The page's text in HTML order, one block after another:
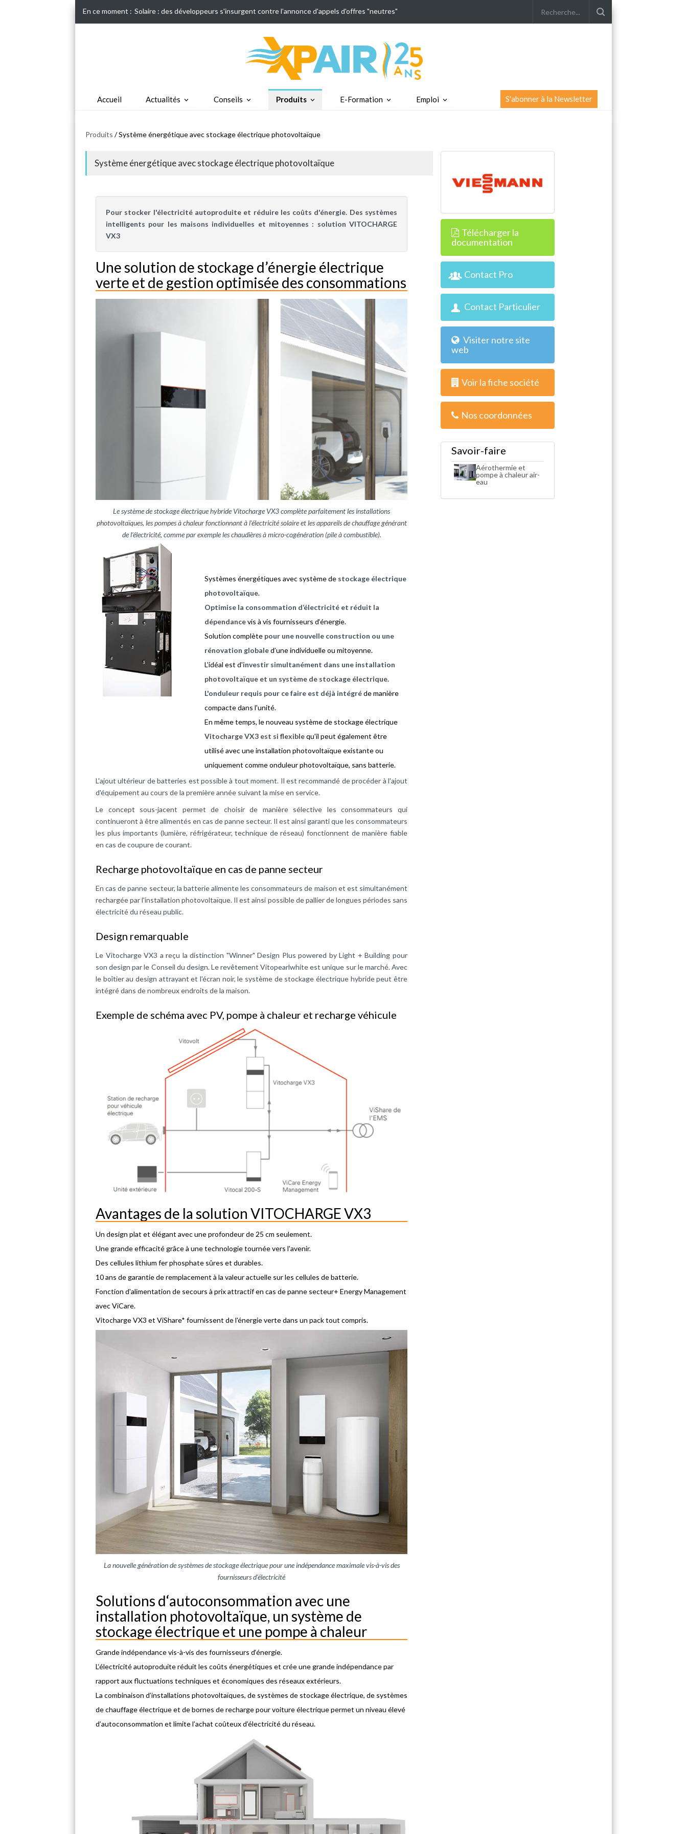
En ce moment : Solaire : des développeurs s'insurgent contre l'annonce d'appels d'offres "neutres"
Accueil Actualités Conseils Produits E-Formation Emploi S'abonner à la Newsletter
Produits / Système énergétique avec stockage électrique photovoltaïque
Système énergétique avec stockage électrique photovoltaïque
Pour stocker l'électricité autoproduite et réduire les coûts d'énergie. Des systèmes
intelligents pour les maisons individuelles et mitoyennes : solution VITOCHARGE
VX3
Une solution de stockage d’énergie électrique
verte et de gestion optimisée des consommations
Le système de stockage électrique hybride Vitocharge VX3 complète parfaitement les installations
photovoltaïques, les pompes à chaleur fonctionnant à l'électricité solaire et les appareils de chauffage générant
de l'électricité, comme par exemple les chaudières à micro-cogénération (pile à combustible).
Systèmes énergétiques avec système de stockage électrique
photovoltaïque.
Optimise la consommation d‘électricité et réduit la
dépendancevis à vis fournisseurs d‘énergie.
Solution complète pour une nouvelle construction ou une
rénovation globaled’une individuelle ou mitoyenne.
L'idéal est d'investir simultanément dans une installation
photovoltaïque et un système de stockage électrique.
L'onduleur requis pour ce faire est déjà intégréde manière
compacte dans l'unité.
En même temps, le nouveau système de stockage électrique
Vitocharge VX3 est si flexiblequ'il peut également être
utilisé avec une installation photovoltaïque existante ou
uniquement comme onduleur photovoltaïque, sans batterie.
L'ajout ultérieur de batteries est possible à tout moment. Il est recommandé de procéder à l'ajout
d'équipement au cours de la première année suivant la mise en service.
Le concept sous-jacent permet de choisir de manière sélective les consommateurs qui
continueront à être alimentés en cas de panne secteur. Il est ainsi garanti que les consommateurs
les plus importants (lumière, réfrigérateur, technique de réseau) fonctionnent de manière fiable
en cas de coupure de courant.
Recharge photovoltaïque en cas de panne secteur
En cas de panne secteur, la batterie alimente les consommateurs de maison et est simultanément
rechargée par l'installation photovoltaïque. Il est ainsi possible de pallier de longues périodes sans
électricité du réseau public.
Design remarquable
Le Vitocharge VX3 a reçu la distinction "Winner" Design Plus powered by Light + Building pour
son design par le Conseil du design. Le revêtement Vitopearlwhite est unique sur le marché. Avec
le boîtier au design attrayant et l'écran noir, le système de stockage électrique hybride peut être
intégré dans de nombreux endroits de la maison.
Exemple de schéma avec PV, pompe à chaleur et recharge véhicule
Avantages de la solution VITOCHARGE VX3
Un design plat et élégant avec une profondeur de 25 cm seulement.
Une grande efficacité grâce à une technologie tournée vers l'avenir.
Des cellules lithium fer phosphate sûres et durables.
10 ans de garantie de remplacement à la valeur actuelle sur les cellules de batterie.
Fonction d'alimentation de secours à prix attractif en cas de panne secteur+ Energy Management
avec ViCare.
Vitocharge VX3 et ViShare* fournissent de l'énergie verte dans un pack tout compris.
La nouvelle génération de systèmes de stockage électrique pour une indépendance maximale vis-à-vis des
fournisseurs d’électricité
Solutions d‘autoconsommation avec une
installation photovoltaïque, un système de
stockage électrique et une pompe à chaleur
Grande indépendance vis-à-vis des fournisseurs d‘énergie.
L‘électricité autoproduite réduit les coûts énergétiques et crée une grande indépendance par
rapport aux fluctuations techniques et économiques des réseaux extérieurs.
La combinaison d’installations photovoltaïques, de systèmes de stockage électrique, de systèmes
de chauffage électrique et de bornes de recharge pour voiture électrique permet un niveau élevé
d’autoconsommation et limite l’achat coûteux d’électricité du réseau.
Télécharger la
documentation
Contact Pro
Contact Particulier
Visiter notre site
web
Voir la fiche société
Nos coordonnées
Savoir-faire
Aérothermie et
pompe à chaleur air-
eau